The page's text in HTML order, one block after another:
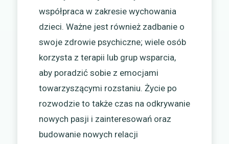
współpraca w zakresie wychowania
dzieci. Ważne jest również zadbanie o
swoje zdrowie psychiczne; wiele osób
korzysta z terapii lub grup wsparcia,
aby poradzić sobie z emocjami
towarzyszącymi rozstaniu. Życie po
rozwodzie to także czas na odkrywanie
nowych pasji i zainteresowań oraz
budowanie nowych relacji